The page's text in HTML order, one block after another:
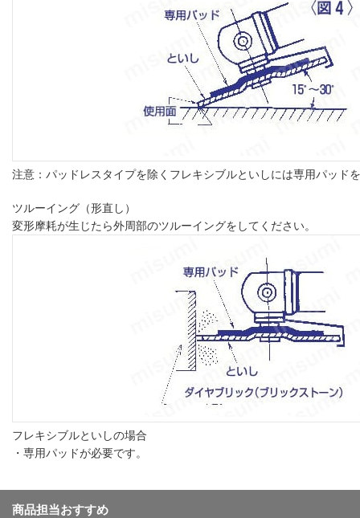
注意：パッドレスタイプを除くフレキシブルといしには専用パッド
ツルーイング（形直し）
変形摩耗が生じたら外周部のツルーイングをしてください。
フレキシブルといしの場合
・専用パッドが必要です。
商品担当おすすめ